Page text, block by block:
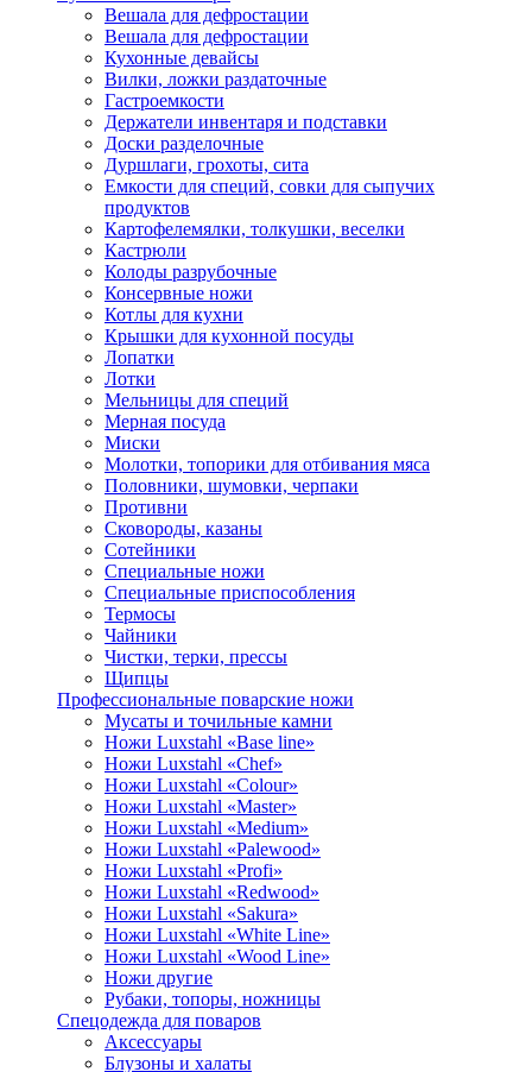
Вешала для дефростации
Вешала для дефростации
Кухонные девайсы
Вилки, ложки раздаточные
Гастроемкости
Держатели инвентаря и подставки
Доски разделочные
Дуршлаги, грохоты, сита
Емкости для специй, совки для сыпучих
продуктов
Картофелемялки, толкушки, веселки
Кастрюли
Колоды разрубочные
Консервные ножи
Котлы для кухни
Крышки для кухонной посуды
Лопатки
Лотки
Мельницы для специй
Мерная посуда
Миски
Молотки, топорики для отбивания мяса
Половники, шумовки, черпаки
Противни
Сковороды, казаны
Сотейники
Специальные ножи
Специальные приспособления
Термосы
Чайники
Чистки, терки, прессы
Щипцы
Профессиональные поварские ножи
Мусаты и точильные камни
Ножи Luxstahl «Base line»
Ножи Luxstahl «Chef»
Ножи Luxstahl «Colour»
Ножи Luxstahl «Master»
Ножи Luxstahl «Medium»
Ножи Luxstahl «Palewood»
Ножи Luxstahl «Profi»
Ножи Luxstahl «Redwood»
Ножи Luxstahl «Sakura»
Ножи Luxstahl «White Line»
Ножи Luxstahl «Wood Line»
Ножи другие
Рубаки, топоры, ножницы
Спецодежда для поваров
Аксессуары
Блузоны и халаты